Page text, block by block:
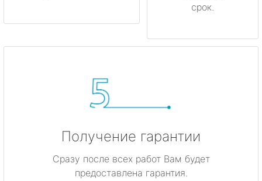
срок.
Получение гарантии
Сразу после всех работ Вам будет
предоставлена гарантия.